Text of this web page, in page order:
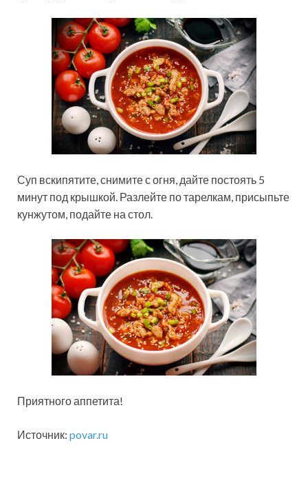
Суп вскипятите, снимите с огня, дайте постоять 5
минут под крышкой. Разлейте по тарелкам, присыпьте
кунжутом, подайте на стол.
Приятного аппетита!
Источник: povar.ru